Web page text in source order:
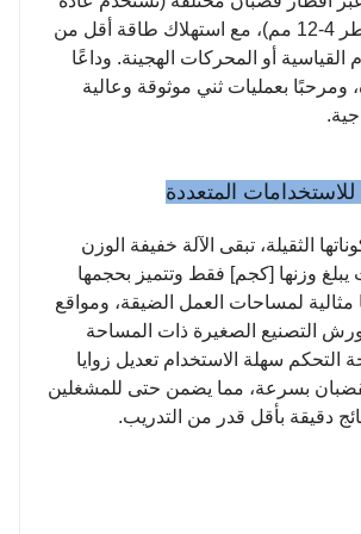
لقضبان الفولاذ بقطر 4-12 مم)، مع استهلاك طاقة أقل من
القياسية أو المحركات الهجينة. وداعًا
ومرحبًا بعمليات ثني موثوقة وعالية
المتعددة
الثقيلة، تبقى الآلة خفيفة الوزن
وزنها [كجم] فقط وتتميز بحجمها
مثالية لمساحات العمل الضيقة، ومواقع
ورش التصنيع الصغيرة ذات المساحة
التحكم سهلة الاستخدام تعديل زوايا
القضبان بسرعة، مما يضمن حتى للمشغلين
دقيقة بأقل قدر من التدريب.